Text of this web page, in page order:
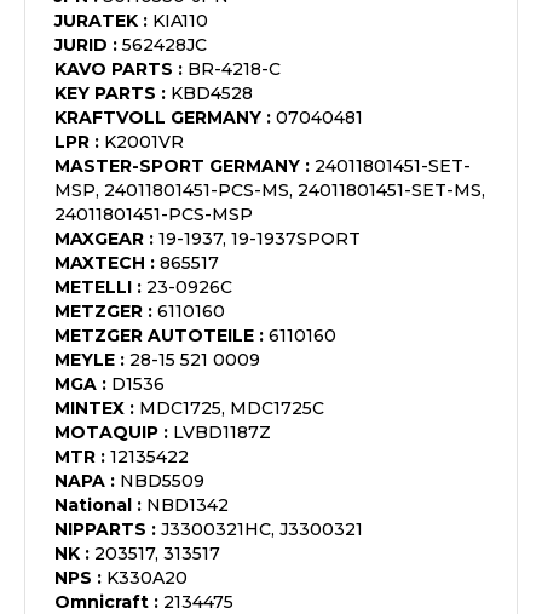
JURATEK : KIA110
JURID : 562428JC
KAVO PARTS : BR-4218-C
KEY PARTS : KBD4528
KRAFTVOLL GERMANY : 07040481
LPR : K2001VR
MASTER-SPORT GERMANY : 24011801451-SET-
MSP, 24011801451-PCS-MS, 24011801451-SET-MS,
24011801451-PCS-MSP
MAXGEAR : 19-1937, 19-1937SPORT
MAXTECH : 865517
METELLI : 23-0926C
METZGER : 6110160
METZGER AUTOTEILE : 6110160
MEYLE : 28-15 521 0009
MGA : D1536
MINTEX : MDC1725, MDC1725C
MOTAQUIP : LVBD1187Z
MTR : 12135422
NAPA : NBD5509
National : NBD1342
NIPPARTS : J3300321HC, J3300321
NK : 203517, 313517
NPS : K330A20
Omnicraft : 2134475